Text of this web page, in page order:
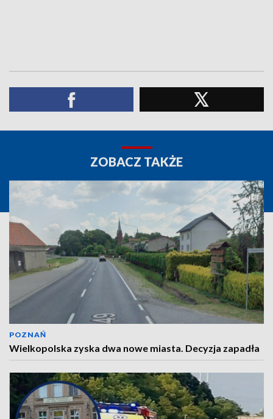
ZOBACZ TAKŻE
POZNAŃ
Wielkopolska zyska dwa nowe miasta. Decyzja zapadła